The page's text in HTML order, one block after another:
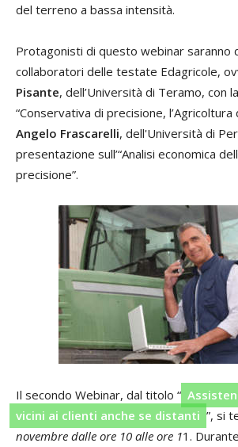
del terreno a bassa intensità.
Protagonisti di questo webinar saranno
collaboratori delle testate Edagricole,
Pisante, dell’Università di Teramo, con
“Conservativa di precisione, l’Agricoltura
Angelo Frascarelli, dell'Università di
presentazione sull’“Analisi economica
precisione”.
Il secondo Webinar, dal titolo “
vicini ai clienti anche se distanti ”, si
novembre dalle ore 10 alle ore 11.